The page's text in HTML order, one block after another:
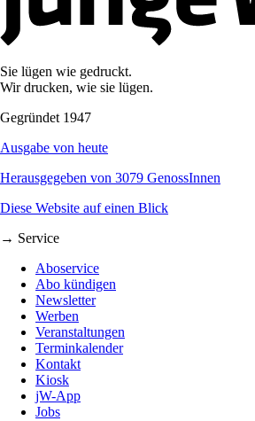
Sie lügen wie gedruckt.
Wir drucken, wie sie lügen.
Gegründet 1947
Ausgabe von heute
Herausgegeben von 3079 GenossInnen
Diese Website auf einen Blick
→ Service
Aboservice
Abo kündigen
Newsletter
Werben
Veranstaltungen
Terminkalender
Kontakt
Kiosk
jW-App
Jobs